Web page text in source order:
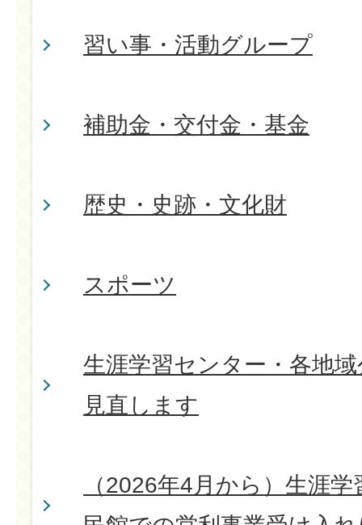
習い事・活動グループ
補助金・交付金・基金
歴史・史跡・文化財
スポーツ
生涯学習センター・各地
見直します
（2026年4月から）生涯